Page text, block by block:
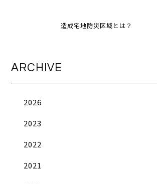
造成宅地防災区域とは？
ARCHIVE
2026
2023
2022
2021